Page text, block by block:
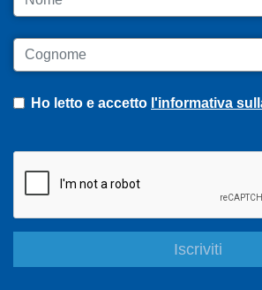
Cognome
Ho letto e accetto l'informativa